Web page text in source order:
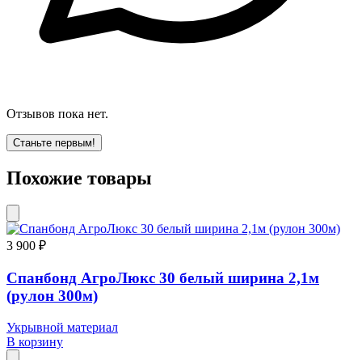
Отзывов пока нет.
Станьте первым!
Похожие товары
3 900 ₽
Спанбонд АгроЛюкс 30 белый ширина 2,1м
(рулон 300м)
Укрывной материал
В корзину